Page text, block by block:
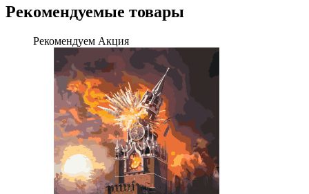
Рекомендуемые товары
Рекомендуем Акция